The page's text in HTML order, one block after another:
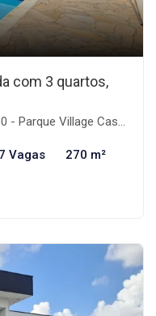
com 3 quartos,
Village Castelo, Itu-SP
Vagas 270 m²